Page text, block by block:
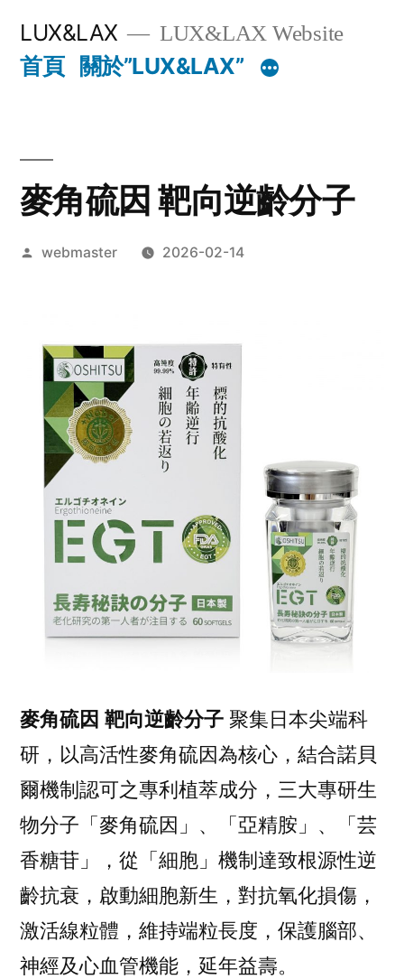
LUX&LAX LUX&LAX Website
首頁 關於”LUX&LAX”
麥角硫因 靶向逆齡分子
作
webmaster 2026-02-14
麥角硫因 靶向逆齡分子 聚集日本尖端科
研，以高活性麥角硫因為核心，結合諾貝
爾機制認可之專利植萃成分，三大專研生
物分子「麥角硫因」、「亞精胺」、「芸
香糖苷」，從「細胞」機制達致根源性逆
齡抗衰，啟動細胞新生，對抗氧化損傷，
激活線粒體，維持端粒長度，保護腦部、
神經及心血管機能，延年益壽。